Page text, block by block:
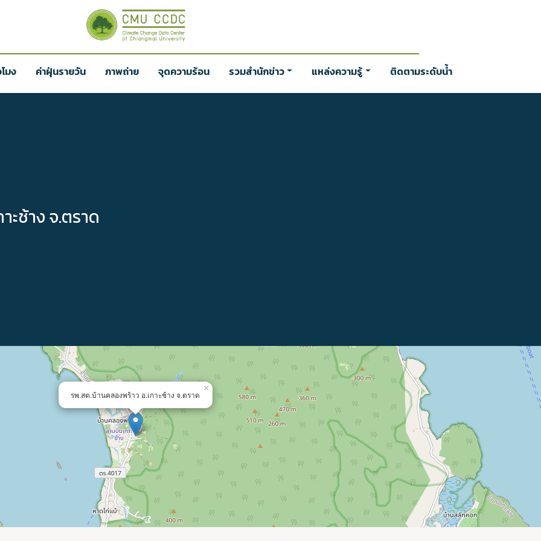
มง ค่าฝุ่นรายวัน ภาพถ่าย จุดความร้อน รวมสำนักข่าว แหล่งความรู้ ติดตามระดับน้ำ
ะช้าง จ.ตราด
รพ.สต.บ้านคลองพร้าว อ.เกาะช้าง จ.ตราด
×